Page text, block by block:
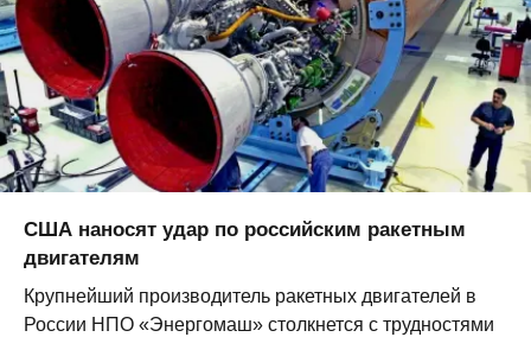
США наносят удар по российским ракетным
двигателям
Крупнейший производитель ракетных двигателей в
России НПО «Энергомаш» столкнется с трудностями